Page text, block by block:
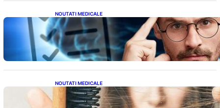
NOUTATI MEDICALE
Inteligența dincolo de note: Semnele unui IQ
ridicat care nu țin de școală
NOUTATI MEDICALE
Semnele unei deficiențe de proteine:
Impactul asupra sănătății tale